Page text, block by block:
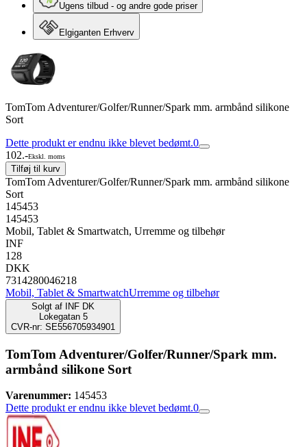
Ugens tilbud - og andre gode priser
Elgiganten Erhverv
TomTom Adventurer/Golfer/Runner/Spark mm. armbånd silikone
Sort
Dette produkt er endnu ikke blevet bedømt.0
102.-Ekskl. moms
Tilføj til kurv
TomTom Adventurer/Golfer/Runner/Spark mm. armbånd silikone
Sort
145453
145453
Mobil, Tablet & Smartwatch, Urremme og tilbehør
INF
128
DKK
7314280046218
Mobil, Tablet & SmartwatchUrremme og tilbehør
Solgt af
INF DK
Lokegatan 5
CVR-nr: SE556705934901
TomTom Adventurer/Golfer/Runner/Spark mm.
armbånd silikone Sort
Varenummer: 145453
Dette produkt er endnu ikke blevet bedømt.0